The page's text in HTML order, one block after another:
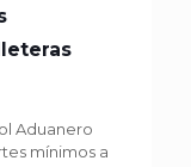
Aduanero
mínimos a